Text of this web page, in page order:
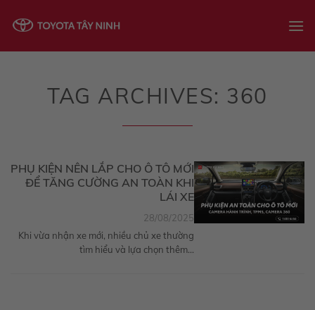
TAG ARCHIVES: 360
PHỤ KIỆN NÊN LẮP CHO Ô TÔ MỚI
ĐỂ TĂNG CƯỜNG AN TOÀN KHI
LÁI XE
Khi vừa nhận xe mới, nhiều chủ xe thường
tìm hiểu và lựa chọn thêm...
28/08/2025